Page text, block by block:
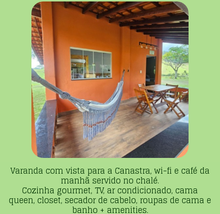
Varanda com vista para a Canastra, wi-fi e café da
manhã servido no chalé.
Cozinha gourmet, TV, ar condicionado, cama
queen, closet, secador de cabelo, roupas de cama e
banho + amenities.